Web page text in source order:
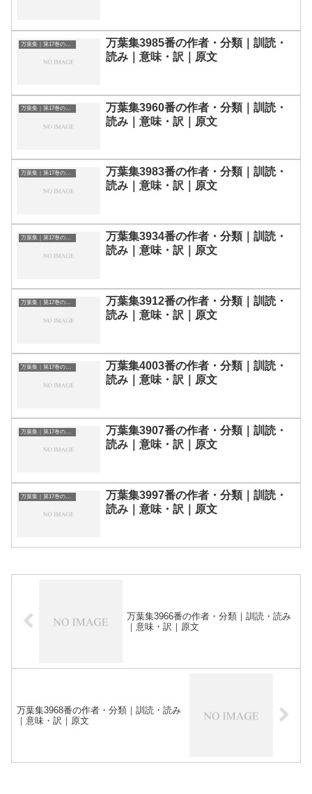
万葉集｜第17巻の和歌一覧
万葉集3985番の作者・分類｜訓読・
読み｜意味・訳｜原文
万葉集｜第17巻の和歌一覧
万葉集3960番の作者・分類｜訓読・
読み｜意味・訳｜原文
万葉集｜第17巻の和歌一覧
万葉集3983番の作者・分類｜訓読・
読み｜意味・訳｜原文
万葉集｜第17巻の和歌一覧
万葉集3934番の作者・分類｜訓読・
読み｜意味・訳｜原文
万葉集｜第17巻の和歌一覧
万葉集3912番の作者・分類｜訓読・
読み｜意味・訳｜原文
万葉集｜第17巻の和歌一覧
万葉集4003番の作者・分類｜訓読・
読み｜意味・訳｜原文
万葉集｜第17巻の和歌一覧
万葉集3907番の作者・分類｜訓読・
読み｜意味・訳｜原文
万葉集｜第17巻の和歌一覧
万葉集3997番の作者・分類｜訓読・
読み｜意味・訳｜原文
万葉集3966番の作者・分類｜訓読・読み
｜意味・訳｜原文
万葉集3968番の作者・分類｜訓読・読み
｜意味・訳｜原文